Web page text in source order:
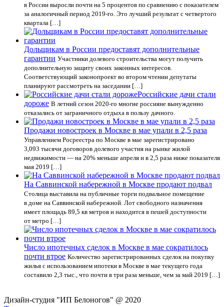
в России выросли почти на 5 процентов по сравнению с показателем
за аналогичный период 2019-го. Это лучший результат с четвертого
квартала […]
Дольщикам в России предоставят дополнительные
гарантии Участники долевого строительства могут получить
дополнительную защиту своих законных интересов.
Соответствующий законопроект во втором чтении депутаты
планируют рассмотреть на заседании […]
Российские дачи стали
дороже В летний сезон 2020-го многие россияне вынужденно
отказались от заграничного отдыха в пользу дачного.
Продажи новостроек в Москве в мае упали в 2,5 раза
Управлением Росреестра по Москве в мае зарегистрировано
3,093 тысячи договоров долевого участия на рынке жилой
недвижимости — на 20% меньше апреля и в 2,5 раза ниже показателя
мая 2019 […]
На Саввинской набережной в Москве продают подвал
Столица выставила на публичные торги подвальное помещение
в доме на Саввинской набережной. Лот свободного назначения
имеет площадь 89,5 кв метров и находится в пешей доступности
от метро […]
Число ипотечных сделок в Москве в мае сократилось
почти втрое Количество зарегистрированных сделок на покупку
жилья с использованием ипотеки в Москве в мае текущего года
составило 2,3 тыс., что почти в три раза меньше, чем за май 2019 […]
Дизайн-студия "ИП Белоногов" @ 2020